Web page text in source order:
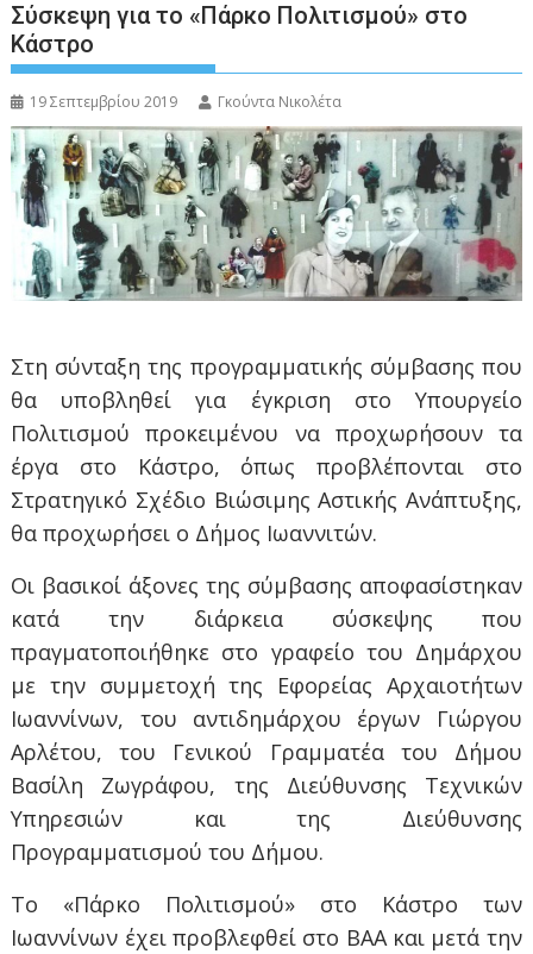
Σύσκεψη για το «Πάρκο Πολιτισμού» στο
Κάστρο
19 Σεπτεμβρίου 2019 Γκούντα Νικολέτα
Στη σύνταξη της προγραμματικής σύμβασης που
θα υποβληθεί για έγκριση στο Υπουργείο
Πολιτισμού προκειμένου να προχωρήσουν τα
έργα στο Κάστρο, όπως προβλέπονται στο
Στρατηγικό Σχέδιο Βιώσιμης Αστικής Ανάπτυξης,
θα προχωρήσει ο Δήμος Ιωαννιτών.
Οι βασικοί άξονες της σύμβασης αποφασίστηκαν
κατά την διάρκεια σύσκεψης που
πραγματοποιήθηκε στο γραφείο του Δημάρχου
με την συμμετοχή της Εφορείας Αρχαιοτήτων
Ιωαννίνων, του αντιδημάρχου έργων Γιώργου
Αρλέτου, του Γενικού Γραμματέα του Δήμου
Βασίλη Ζωγράφου, της Διεύθυνσης Τεχνικών
Υπηρεσιών και της Διεύθυνσης
Προγραμματισμού του Δήμου.
Το «Πάρκο Πολιτισμού» στο Κάστρο των
Ιωαννίνων έχει προβλεφθεί στο ΒΑΑ και μετά την